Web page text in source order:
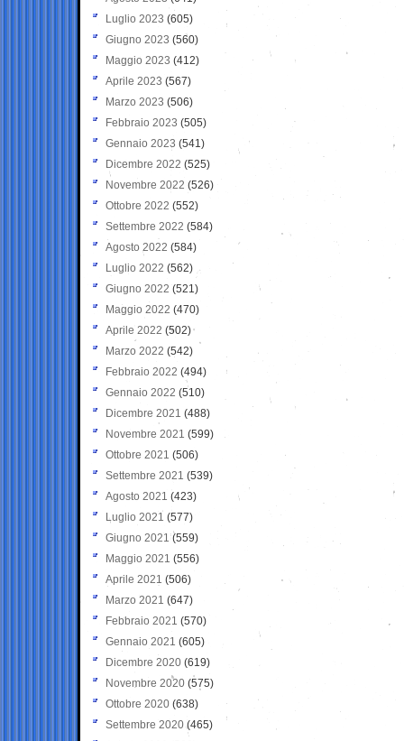
Luglio 2023 (605)
Giugno 2023 (560)
Maggio 2023 (412)
Aprile 2023 (567)
Marzo 2023 (506)
Febbraio 2023 (505)
Gennaio 2023 (541)
Dicembre 2022 (525)
Novembre 2022 (526)
Ottobre 2022 (552)
Settembre 2022 (584)
Agosto 2022 (584)
Luglio 2022 (562)
Giugno 2022 (521)
Maggio 2022 (470)
Aprile 2022 (502)
Marzo 2022 (542)
Febbraio 2022 (494)
Gennaio 2022 (510)
Dicembre 2021 (488)
Novembre 2021 (599)
Ottobre 2021 (506)
Settembre 2021 (539)
Agosto 2021 (423)
Luglio 2021 (577)
Giugno 2021(559)
Maggio 2021 (556)
Aprile 2021 (506)
Marzo 2021 (647)
Febbraio 2021 (570)
Gennaio 2021 (605)
Dicembre 2020 (619)
Novembre 2020 (575)
Ottobre 2020 (638)
Settembre 2020(465)